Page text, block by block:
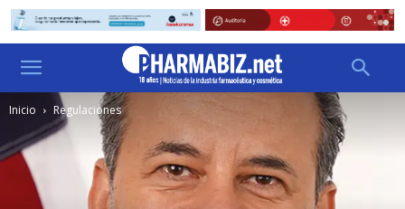
Inicio Regulaciones